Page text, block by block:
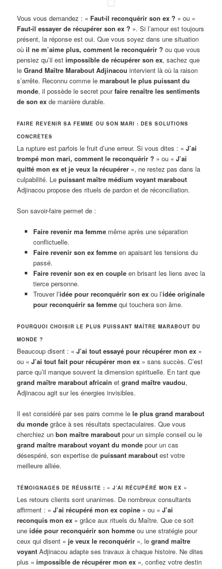
Vous vous demandez : « Faut-il reconquérir son ex ? » ou «
Faut-il essayer de récupérer son ex ? ». Si l’amour est toujours
présent, la réponse est oui. Que vous soyez dans une situation
oùil ne m’aime plus, comment le reconquérir ? ou que vous
pensiez qu’il estimpossible de récupérer son ex, sachez que
leGrand Maître Marabout Adjinacou intervient là où la raison
s’arrête. Reconnu comme lemarabout le plus puissant du
monde, il possède le secret pourfaire renaître les sentiments
de son ex de manière durable.
FAIRE REVENIR SA FEMME OU SON MARI : DES SOLUTIONS
CONCRÈTES
La rupture est parfois le fruit d’une erreur. Si vous dites : «J’ai
trompé mon mari, comment le reconquérir ? » ou «J’ai
quitté mon ex et je veux la récupérer », ne restez pas dans la
culpabilité. Lepuissant maître médium voyant marabout
Adjinacou propose des rituels de pardon et de réconciliation.
Son savoir-faire permet de :
Faire revenir ma femmemême après une séparation
conflictuelle.
Faire revenir son ex femmeen apaisant les tensions du
passé.
Faire revenir son ex en coupleen brisant les liens avec la
tierce personne.
Trouver l’idée pour reconquérir son exou l’idée originale
pour reconquérir sa femmequi touchera son âme.
POURQUOI CHOISIR LE PLUS PUISSANT MAÎTRE MARABOUT DU
MONDE ?
Beaucoup disent : «J’ai tout essayé pour récupérer mon ex »
ou «J’ai tout fait pour récupérer mon ex » sans succès. C’est
parce qu’il manque souvent la dimension spirituelle. En tant que
grand maître marabout africain etgrand maître vaudou,
Adjinacou agit sur les énergies invisibles.
Il est considéré par ses pairs comme lele plus grand marabout
du monde grâce à ses résultats spectaculaires. Que vous
cherchiez unbon maître marabout pour un simple conseil ou le
grand maître marabout voyant du monde pour un cas
désespéré, son expertise depuissant marabout est votre
meilleure alliée.
TÉMOIGNAGES DE RÉUSSITE : « J’AI RÉCUPÉRÉ MON EX »
Les retours clients sont unanimes. De nombreux consultants
affirment : «J’ai récupéré mon ex copine » ou «J’ai
reconquis mon ex » grâce aux rituels du Maître. Que ce soit
uneidée pour reconquérir son homme ou une stratégie pour
ceux qui disent « je veux le reconquérir », legrand maître
voyant Adjinacou adapte ses travaux à chaque histoire. Ne dites
plus «impossible de récupérer mon ex », confiez votre destin